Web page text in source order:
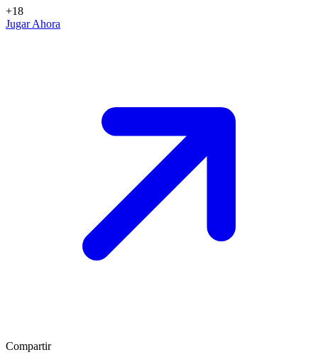
+18
Jugar Ahora
Compartir